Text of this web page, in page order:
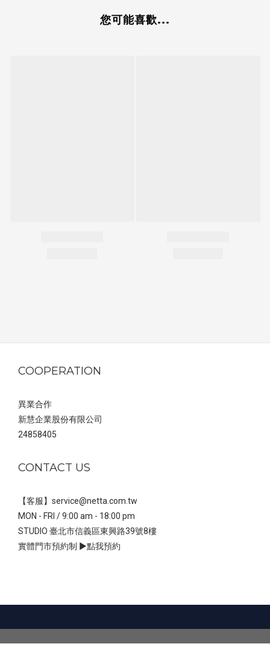
您可能喜歡...
COOPERATION
異業合作
新慧企業股份有限公司
24858405
CONTACT US
【客服】service@netta.com.tw
MON - FRI / 9:00 am - 18:00 pm
STUDIO 臺北市信義區東興路39號8樓
實體門市預約制 ▶點我預約